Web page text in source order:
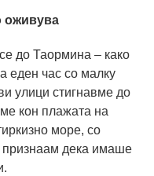
оживува
до Таормина – како
еден час со малку
улици стигнавме до
кон плажата на
море, со
признаам дека имаше